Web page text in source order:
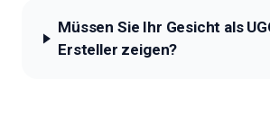
Müssen Sie Ihr Gesicht als
Ersteller zeigen?